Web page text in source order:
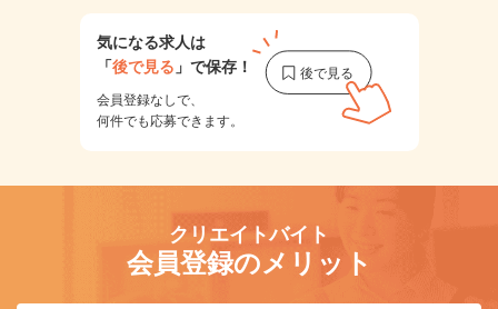
気になる求人は
「後で見る 」で保存！
会員登録なしで、
何件でも応募できます。
クリエイトバイト
会員登録のメリット